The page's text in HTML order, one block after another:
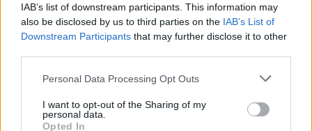
IAB’s list of downstream participants. This information may
also be disclosed by us to third parties on the IAB’s List of
Downstream Participants that may further disclose it to other
Personal Data Processing Opt Outs
I want to opt-out of the Sharing of my
personal data.
Opted In
O jogo entre Alvão e Douro Inédito está agendado para 10 de
abril. As equipas de Montalegre e Gache folgaram nesta ronda.